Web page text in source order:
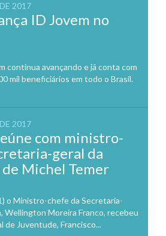
2017
ID Jovem no
continua avançando e já conta com
mil beneficiários em todo o Brasil.
2017
com ministro-
geral da
Michel Temer
o Ministro-chefe da Secretaria-
Wellington Moreira Franco, recebeu
de Juventude, Francisco...